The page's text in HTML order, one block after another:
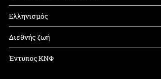
Ελληνισμός
Διεθνής ζωή
Έντυπος ΚΝΦ